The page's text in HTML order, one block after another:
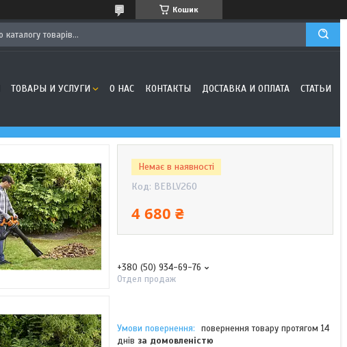
Кошик
ТОВАРЫ И УСЛУГИ О НАС КОНТАКТЫ ДОСТАВКА И ОПЛАТА СТАТЬИ
Немає в наявності
Код: BEBLV260
4 680 ₴
+380 (50) 934-69-76
Отдел продаж
повернення товару протягом 14
днів за домовленістю